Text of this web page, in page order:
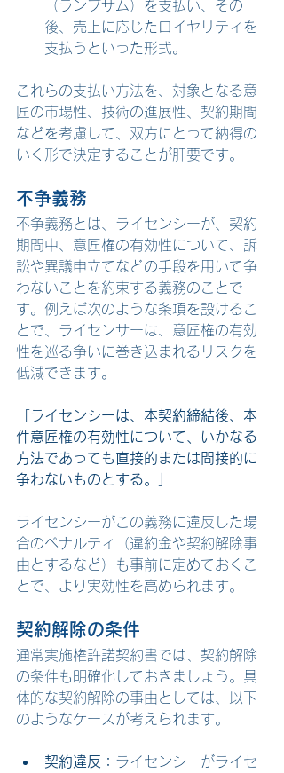
（ランプサム）を支払い、その
後、売上に応じたロイヤリティを
支払うといった形式。
これらの支払い方法を、対象となる意
匠の市場性、技術の進展性、契約期間
などを考慮して、双方にとって納得の
いく形で決定することが肝要です。
不争義務
不争義務とは、ライセンシーが、契約
期間中、意匠権の有効性について、訴
訟や異議申立てなどの手段を用いて争
わないことを約束する義務のことで
す。例えば次のような条項を設けるこ
とで、ライセンサーは、意匠権の有効
性を巡る争いに巻き込まれるリスクを
低減できます。
「ライセンシーは、本契約締結後、本
件意匠権の有効性について、いかなる
方法であっても直接的または間接的に
争わないものとする。」
ライセンシーがこの義務に違反した場
合のペナルティ（違約金や契約解除事
由とするなど）も事前に定めておくこ
とで、より実効性を高められます。
契約解除の条件
通常実施権許諾契約書では、契約解除
の条件も明確化しておきましょう。具
体的な契約解除の事由としては、以下
のようなケースが考えられます。
契約違反： ライセンシーがライセ